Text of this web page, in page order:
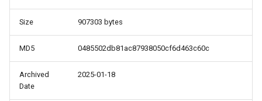
Size 907303 bytes
MD5 0485502db81ac87938050cf6d463c60c
Archived
Date
2025-01-18